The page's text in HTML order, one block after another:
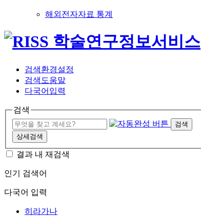
해외전자자료 통계
검색환경설정
검색도움말
다국어입력
검색
검색
상세검색
결과 내 재검색
인기 검색어
다국어 입력
히라가나